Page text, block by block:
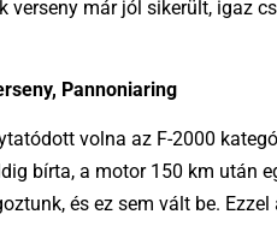
verseny már jól sikerült, igaz
Pannoniaring
volna az F-2000
bírta, a motor 150 km után
és ez sem vált be.